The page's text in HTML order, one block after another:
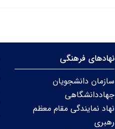
نهادهای فرهنگی
سازمان دانشجویان
جهاددانشگاهی
نهاد نمایندگی مقام معظم
رهبری